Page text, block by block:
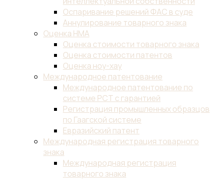
Оспаривание решений ФАС в суде
Аннулирование товарного знака
Оценка НМА
Оценка стоимости товарного знака
Оценка стоимости патентов
Оценка ноу-хау
Международное патентование
Международное патентование по
системе PCT с гарантией
Регистрация промышленных образцов
по Гаагской системе
Евразийский патент
Международная регистрация товарного
знака
Международная регистрация
товарного знака